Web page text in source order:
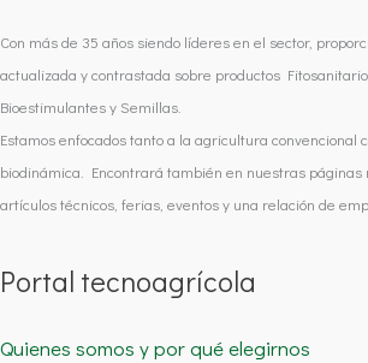
Con más de 35 años siendo líderes en el sector,
actualizada y contrastada sobre productos
Bioestimulantes y Semillas.
Estamos enfocados tanto a la agricultura convencional
biodinámica. Encontrará también en nuestras páginas
artículos técnicos, ferias, eventos y una relación de
Portal tecnoagrícola
Quienes somos y por qué elegirnos